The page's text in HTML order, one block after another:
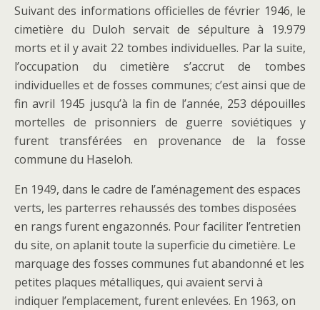
Suivant des informations officielles de février 1946, le
cimetière du Duloh servait de sépulture à 19.979
morts et il y avait 22 tombes individuelles. Par la suite,
l’occupation du cimetière s’accrut de tombes
individuelles et de fosses communes; c’est ainsi que de
fin avril 1945 jusqu’à la fin de l’année, 253 dépouilles
mortelles de prisonniers de guerre soviétiques y
furent transférées en provenance de la fosse
commune du Haseloh.
En 1949, dans le cadre de l’aménagement des espaces
verts, les parterres rehaussés des tombes disposées
en rangs furent engazonnés. Pour faciliter l’entretien
du site, on aplanit toute la superficie du cimetière. Le
marquage des fosses communes fut abandonné et les
petites plaques métalliques, qui avaient servi à
indiquer l’emplacement, furent enlevées. En 1963, on